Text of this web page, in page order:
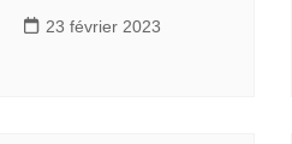
23 février 2023